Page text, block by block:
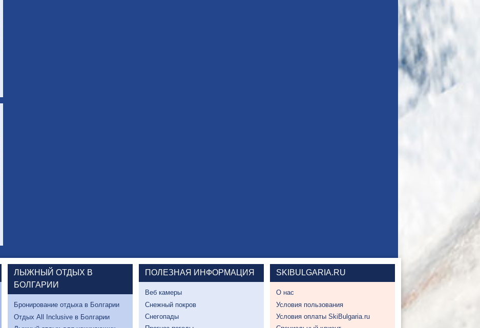
ЛЫЖНЫЙ ОТДЫХ В
БОЛГАРИИ
Бронирование отдыха в Болгарии
Отдых All Inclusive в Болгарии
ПОЛЕЗНАЯ ИНФОРМАЦИЯ
Веб камеры
Снежный покров
Снегопады
SKIBULGARIA.RU
О нас
Условия пользования
Условия оплаты SkiBulgaria.ru